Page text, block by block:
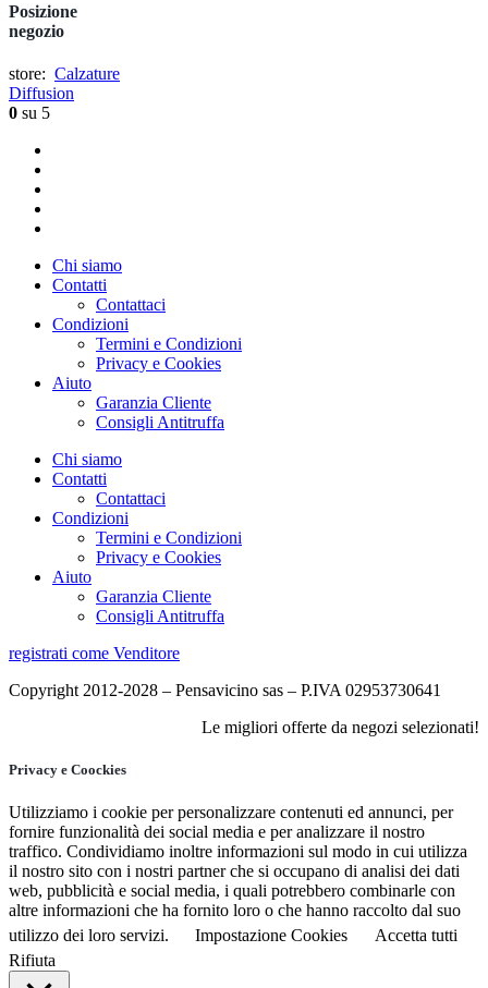
Posizione
negozio
store: Calzature
Diffusion
0 su 5
Chi siamo
Contatti
Contattaci
Condizioni
Termini e Condizioni
Privacy e Cookies
Aiuto
Garanzia Cliente
Consigli Antitruffa
Chi siamo
Contatti
Contattaci
Condizioni
Termini e Condizioni
Privacy e Cookies
Aiuto
Garanzia Cliente
Consigli Antitruffa
registrati come Venditore
Copyright 2012-2028 – Pensavicino sas – P.IVA 02953730641
Le migliori offerte da negozi selezionati!
Privacy e Coockies
Utilizziamo i cookie per personalizzare contenuti ed annunci, per
fornire funzionalità dei social media e per analizzare il nostro
traffico. Condividiamo inoltre informazioni sul modo in cui utilizza
il nostro sito con i nostri partner che si occupano di analisi dei dati
web, pubblicità e social media, i quali potrebbero combinarle con
altre informazioni che ha fornito loro o che hanno raccolto dal suo
utilizzo dei loro servizi.
Impostazione Cookies
Accetta tutti
Rifiuta